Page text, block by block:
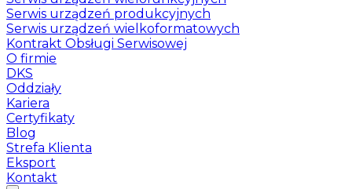
Serwis urządzeń produkcyjnych
Serwis urządzeń wielkoformatowych
Kontrakt Obsługi Serwisowej
O firmie
DKS
Oddziały
Kariera
Certyfikaty
Blog
Strefa Klienta
Eksport
Kontakt